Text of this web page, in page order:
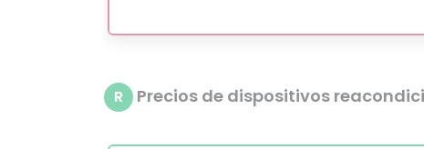
R Precios de dispositivos